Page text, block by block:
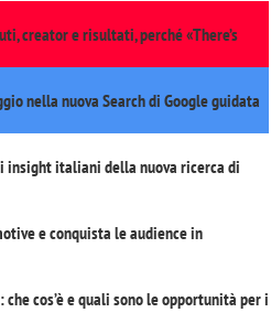
creator e risultati, perché «There’s
nella nuova Search di Google guidata
insight italiani della nuova ricerca di
e conquista le audience in
cos’è e quali sono le opportunità per i